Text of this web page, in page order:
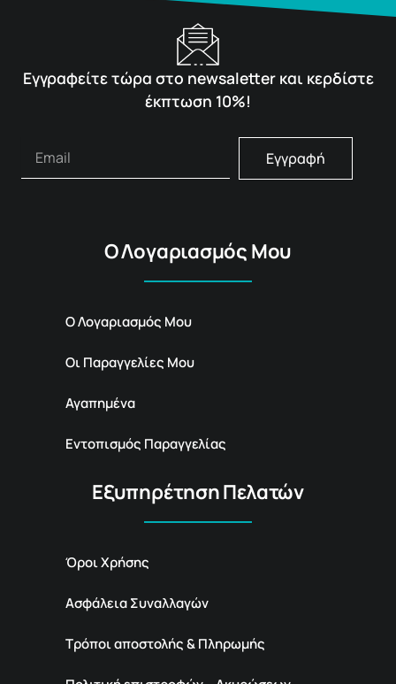
Εγγραφείτε τώρα στο newsaletter και κερδίστε
έκπτωση 10%!
Εγγραφή
Ο Λογαριασμός Μου
Ο Λογαριασμός Μου
Οι Παραγγελίες Μου
Αγαπημένα
Εντοπισμός Παραγγελίας
Εξυπηρέτηση Πελατών
Όροι Χρήσης
Ασφάλεια Συναλλαγών
Τρόποι αποστολής & Πληρωμής